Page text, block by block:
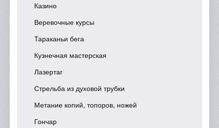
Казино
Веревочные курсы
Тараканьи бега
Кузнечная мастерская
Лазертаг
Стрельба из духовой трубки
Метание копий, топоров, ножей
Гончар